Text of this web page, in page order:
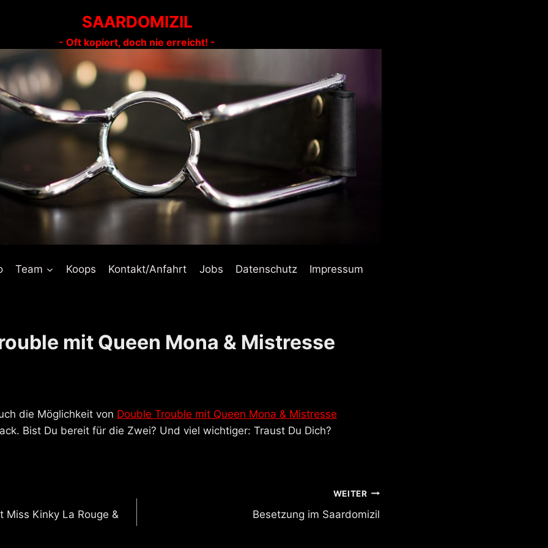
SAARDOMIZIL
- Oft kopiert, doch nie erreicht! -
Team Koops Kontakt/Anfahrt Jobs Datenschutz Impressum
mit Queen Mona & Mistresse
die Möglichkeit von Double Trouble mit Queen Mona & Mistresse
Bist Du bereit für die Zwei? Und viel wichtiger: Traust Du Dich?
Miss Kinky La Rouge &
WEITER
Besetzung im Saardomizil